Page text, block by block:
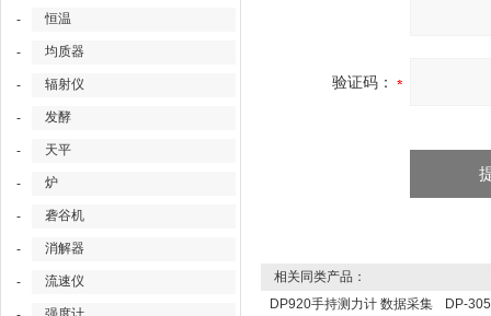
- 恒温
- 均质器
- 辐射仪
- 发酵
- 天平
- 炉
- 砻谷机
- 消解器
- 流速仪
验证码：
相关同类产品：
DP920手持测力计 数据采集
DP-